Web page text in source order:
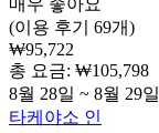
(이용 후기 69개)
₩95,722
총 요금: ₩105,798
8월 28일 ~ 8월 29일
타케야소 인